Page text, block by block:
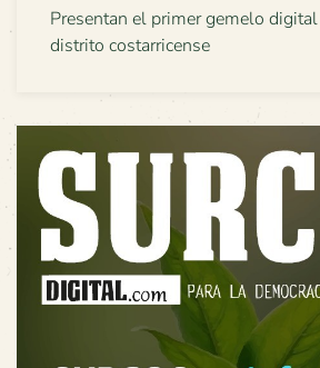
Presentan el primer gemelo
distrito costarricense